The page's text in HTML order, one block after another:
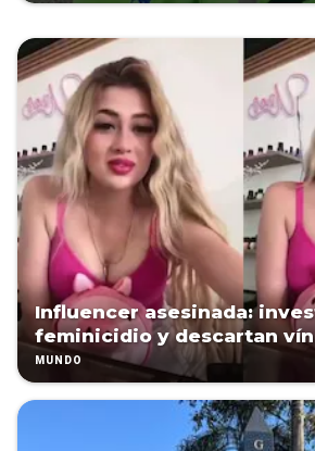
Influencer asesinada:
feminicidio y descartan
MUNDO